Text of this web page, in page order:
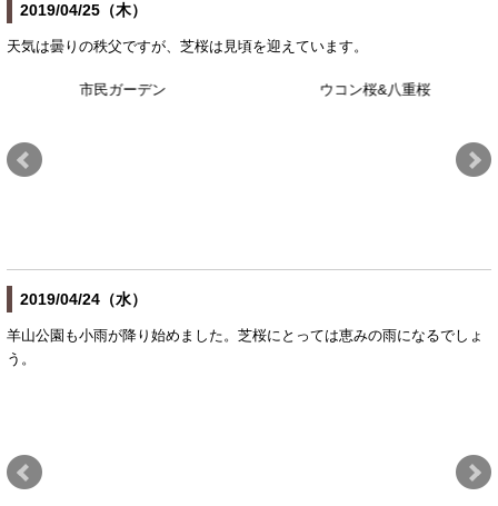
2019/04/25（木）
天気は曇りの秩父ですが、芝桜は見頃を迎えています。
市民ガーデン ウコン桜&八重桜
2019/04/24（水）
羊山公園も小雨が降り始めました。芝桜にとっては恵みの雨になるでしょ
う。